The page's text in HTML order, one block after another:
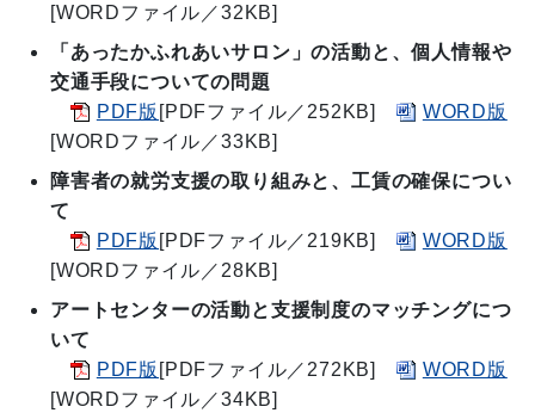
[WORDファイル／32KB]
「あったかふれあいサロン」の活動と、個人情報や
交通手段についての問題
PDF版 [PDFファイル／252KB]
WORD版
[WORDファイル／33KB]
障害者の就労支援の取り組みと、工賃の確保につい
て
PDF版 [PDFファイル／219KB]
WORD版
[WORDファイル／28KB]
アートセンターの活動と支援制度のマッチングにつ
いて
PDF版 [PDFファイル／272KB]
WORD版
[WORDファイル／34KB]